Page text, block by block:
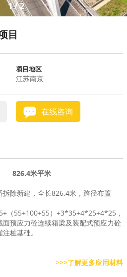
1/2
目
项目地区
江苏南京
在线咨询
826.4米平米
拆除新建，全长826.4米，跨径布置
（55+100+55）+3*35+4*25+4*25，
面预应力砼连续箱梁及装配式预应力砼
桩基础。
>>>了解更多应用材料